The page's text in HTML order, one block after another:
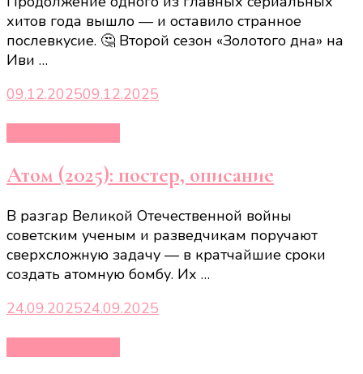
хитов года вышло — и оставило странное
послевкусие. 🤔 Второй сезон «Золотого дна» на
Иви …
09.12.202509.12.2025
Атом (2025): постер, описание
В разгар Великой Отечественной войны
советским ученым и разведчикам поручают
сверхсложную задачу — в кратчайшие сроки
создать атомную бомбу. Их …
24.09.202524.09.2025